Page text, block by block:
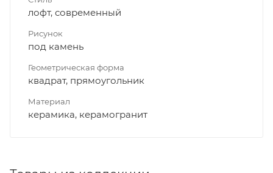
лофт, современный
Рисунок
под камень
Геометрическая форма
квадрат, прямоугольник
Материал
керамика, керамогранит